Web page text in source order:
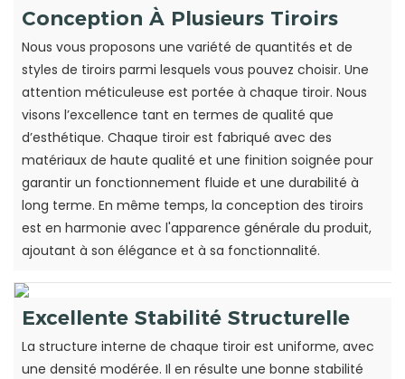
Conception À Plusieurs Tiroirs
Nous vous proposons une variété de quantités et de
styles de tiroirs parmi lesquels vous pouvez choisir. Une
attention méticuleuse est portée à chaque tiroir. Nous
visons l’excellence tant en termes de qualité que
d’esthétique. Chaque tiroir est fabriqué avec des
matériaux de haute qualité et une finition soignée pour
garantir un fonctionnement fluide et une durabilité à
long terme. En même temps, la conception des tiroirs
est en harmonie avec l'apparence générale du produit,
ajoutant à son élégance et à sa fonctionnalité.
Excellente Stabilité Structurelle
La structure interne de chaque tiroir est uniforme, avec
une densité modérée. Il en résulte une bonne stabilité